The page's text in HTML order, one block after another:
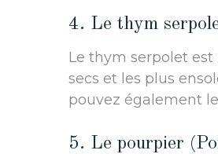
4. Le thym
Le thym serpolet
secs et les plus
pouvez également
5. Le pourpier